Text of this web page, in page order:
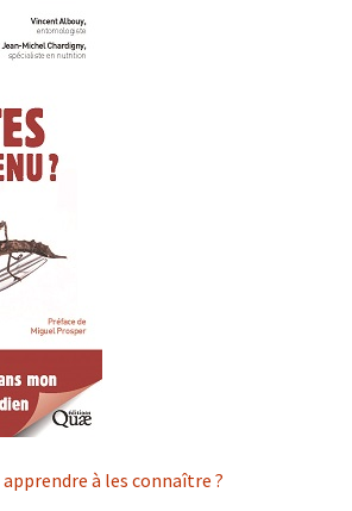
apprendre à les connaître ?